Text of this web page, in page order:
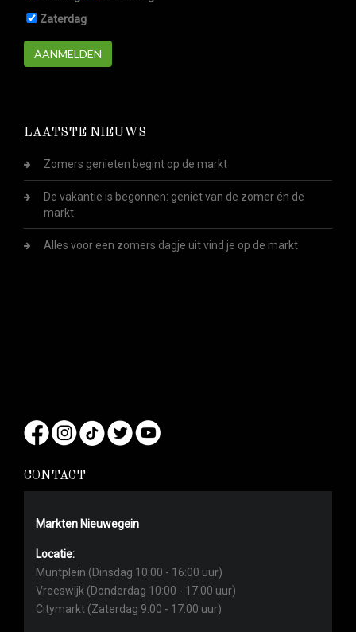
Zaterdag
AANMELDEN
LAATSTE NIEUWS
Zomers genieten begint op de markt
De vakantie is begonnen: geniet van de zomer én de
markt
Alles voor een zomers dagje uit vind je op de markt
CONTACT
Markten Nieuwegein
Locatie:
Muntplein (Dinsdag 10:00 - 16:00 uur)
Vreeswijk (Donderdag 10:00 - 17:00 uur)
Citymarkt (Zaterdag 9:00 - 17:00 uur)